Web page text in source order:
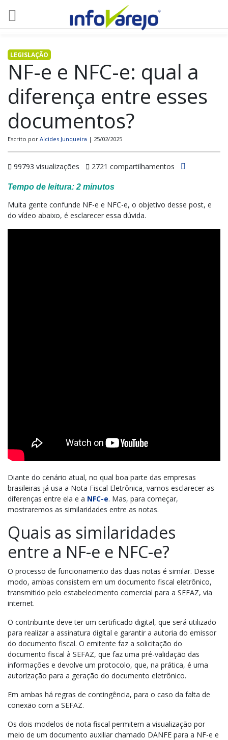
LEGISLAÇÃO
NF-e e NFC-e: qual a
diferença entre esses
documentos?
Escrito por Alcides Junqueira | 25/02/2025
99793 visualizações 2721 compartilhamentos
Tempo de leitura: 2 minutos
Muita gente confunde NF-e e NFC-e, o objetivo desse post, e
do vídeo abaixo, é esclarecer essa dúvida.
Diante do cenário atual, no qual boa parte das empresas
brasileiras já usa a Nota Fiscal Eletrônica, vamos esclarecer as
diferenças entre ela e a NFC-e. Mas, para começar,
mostraremos as similaridades entre as notas.
Quais as similaridades
entre a NF-e e NFC-e?
O processo de funcionamento das duas notas é similar. Desse
modo, ambas consistem em um documento fiscal eletrônico,
transmitido pelo estabelecimento comercial para a SEFAZ, via
internet.
O contribuinte deve ter um certificado digital, que será utilizado
para realizar a assinatura digital e garantir a autoria do emissor
do documento fiscal. O emitente faz a solicitação do
documento fiscal à SEFAZ, que faz uma pré-validação das
informações e devolve um protocolo, que, na prática, é uma
autorização para a geração do documento eletrônico.
Em ambas há regras de contingência, para o caso da falta de
conexão com a SEFAZ.
Os dois modelos de nota fiscal permitem a visualização por
meio de um documento auxiliar chamado DANFE para a NF-e e